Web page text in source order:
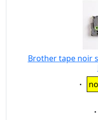
Brother tape noir